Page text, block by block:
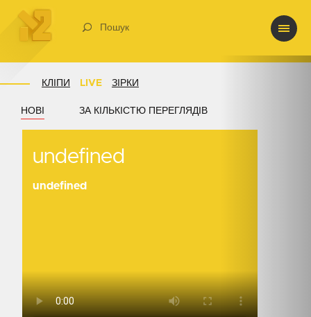
Пошук
КЛІПИ LIVE ЗІРКИ
НОВІ ЗА КІЛЬКІСТЮ ПЕРЕГЛЯДІВ
undefined
undefined